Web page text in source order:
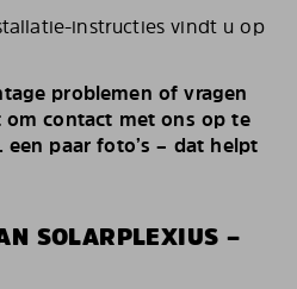
instructies vindt u op
problemen of vragen
om contact met ons op te
een paar foto’s – dat helpt
SOLARPLEXIUS –